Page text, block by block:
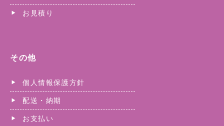
お見積り
その他
個人情報保護方針
配送・納期
お支払い